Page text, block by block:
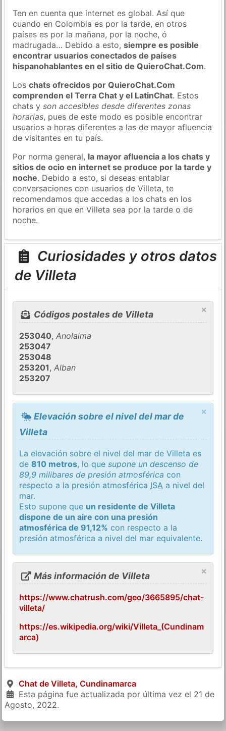
Ten en cuenta que internet es global. Así que
cuando en Colombia es por la tarde, en otros
países es por la mañana, por la noche, ó
madrugada… Debido a esto,siempre es posible
encontrar usuarios conectados de países
hispanohablantes en el sitio de QuieroChat.Com.
Loschats ofrecidos por QuieroChat.Com
comprenden el Terra Chat y el LatinChat. Estos
chats yson accesibles desde diferentes zonas
horarias, pues de este modo es posible encontrar
usuarios a horas diferentes a las de mayor afluencia
de visitantes en tu país.
Por norma general, la mayor afluencia a los chats y
sitios de ocio en internet se produce por la tarde y
noche. Debido a esto, si deseas entablar
conversaciones con usuarios de Villeta, te
recomendamos que accedas a los chats en los
horarios en que en Villeta sea por la tarde o de
noche.
Curiosidades y otros datos
de Villeta
×
Códigos postales de Villeta
253040,Anolaima
253047
253048
253201,Alban
253207
×
Elevación sobre el nivel del mar de
Villeta
La elevación sobre el nivel del mar de Villeta es
de810 metros, lo quesupone un descenso de
89,9 milibares de presión atmosférica con
respecto a la presión atmosférica ISA a nivel del
mar.
Esto supone que un residente de Villeta
dispone de un aire con una presión
atmosférica de 91,12% con respecto a la
presión atmosférica a nivel del mar equivalente.
×
Más información de Villeta
https://www.chatrush.com/geo/3665895/chat-
villeta/
https://es.wikipedia.org/wiki/Villeta_(Cundinam
arca)
Chat de Villeta, Cundinamarca
Esta página fue actualizada por última vez el 21 de
Agosto, 2022.